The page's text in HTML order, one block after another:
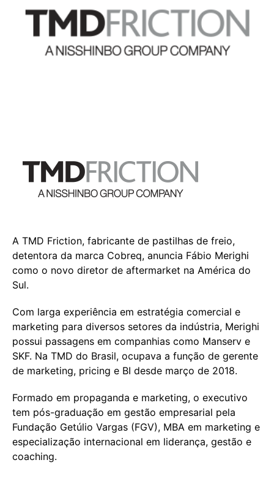
A TMD Friction, fabricante de pastilhas de freio,
detentora da marca Cobreq, anuncia Fábio Merighi
como o novo diretor de aftermarket na América do
Sul.
Com larga experiência em estratégia comercial e
marketing para diversos setores da indústria, Merighi
possui passagens em companhias como Manserv e
SKF. Na TMD do Brasil, ocupava a função de gerente
de marketing, pricing e BI desde março de 2018.
Formado em propaganda e marketing, o executivo
tem pós-graduação em gestão empresarial pela
Fundação Getúlio Vargas (FGV), MBA em marketing e
especialização internacional em liderança, gestão e
coaching.